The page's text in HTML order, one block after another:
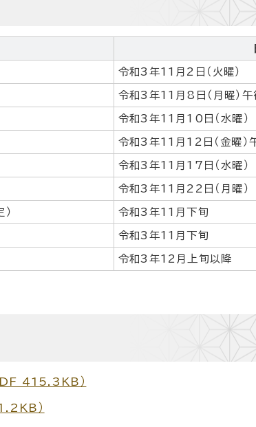
令和3年11月2日（火曜）
令和3年11月8日（月曜）
令和3年11月10日（水曜）
令和3年11月12日（金曜）
令和3年11月17日（水曜）
令和3年11月22日（月曜）
令和3年11月下旬
令和3年11月下旬
令和3年12月上旬以降
415.3KB）
）